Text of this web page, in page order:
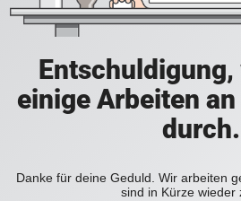
einige Arbeiten
durch.
Danke für deine Geduld. Wir arbeiten
sind in Kürze wieder